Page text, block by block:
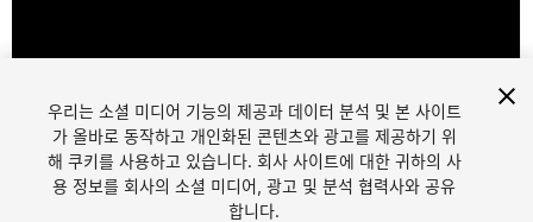
1/4
우리는 소셜 미디어 기능의 제공과 데이터 분석 및 본 사이트
가 올바로 동작하고 개인화된 콘텐츠와 광고를 제공하기 위
해 쿠키를 사용하고 있습니다. 회사 사이트에 대한 귀하의 사
용 정보를 회사의 소셜 미디어, 광고 및 분석 협력사와 공유
합니다.